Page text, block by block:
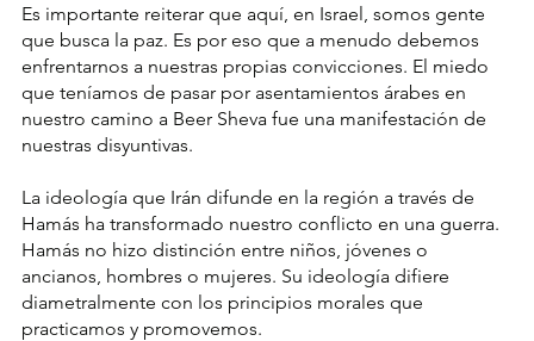
Es importante reiterar que aquí, en Israel, somos gente
que busca la paz. Es por eso que a menudo debemos
enfrentarnos a nuestras propias convicciones. El miedo
que teníamos de pasar por asentamientos árabes en
nuestro camino a Beer Sheva fue una manifestación de
nuestras disyuntivas.
La ideología que Irán difunde en la región a través de
Hamás ha transformado nuestro conflicto en una guerra.
Hamás no hizo distinción entre niños, jóvenes o
ancianos, hombres o mujeres. Su ideología difiere
diametralmente con los principios morales que
practicamos y promovemos.